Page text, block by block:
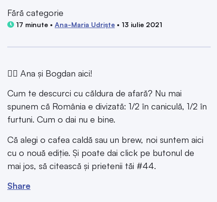
Fără categorie
17 minute • Ana-Maria Udriște • 13 iulie 2021
🧏‍♀️ Ana și Bogdan aici!
Cum te descurci cu căldura de afară? Nu mai
spunem că România e divizată: 1/2 în caniculă, 1/2 în
furtuni. Cum o dai nu e bine.
Că alegi o cafea caldă sau un brew, noi suntem aici
cu o nouă ediție. Și poate dai click pe butonul de
mai jos, să citească și prietenii tăi #44.
Share